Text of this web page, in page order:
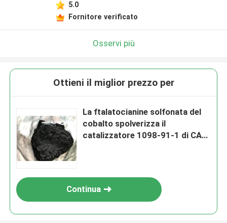
5.0
Fornitore verificato
Osservi più
Ottieni il miglior prezzo per
La ftalatocianine solfonata del
cobalto spolverizza il
catalizzatore 1098-91-1 di CAS
Continua